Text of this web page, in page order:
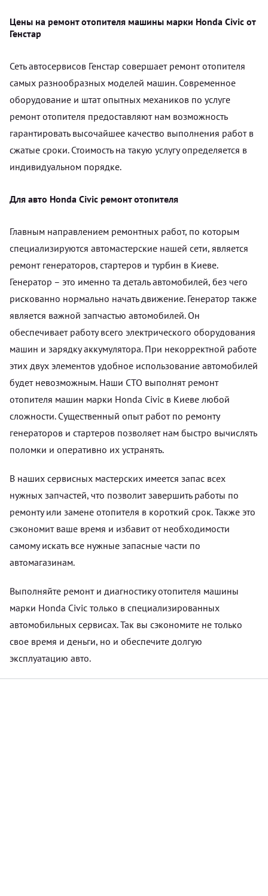
Цены на ремонт отопителя машины марки Honda Civic от
Генстар
Сеть автосервисов Генстар совершает ремонт отопителя
самых разнообразных моделей машин. Современное
оборудование и штат опытных механиков по услуге
ремонт отопителя предоставляют нам возможность
гарантировать высочайшее качество выполнения работ в
сжатые сроки. Стоимость на такую услугу определяется в
индивидуальном порядке.
Для авто Honda Civic ремонт отопителя
Главным направлением ремонтных работ, по которым
специализируются автомастерские нашей сети, является
ремонт генераторов, стартеров и турбин в Киеве.
Генератор – это именно та деталь автомобилей, без чего
рискованно нормально начать движение. Генератор также
является важной запчастью автомобилей. Он
обеспечивает работу всего электрического оборудования
машин и зарядку аккумулятора. При некорректной работе
этих двух элементов удобное использование автомобилей
будет невозможным. Наши СТО выполнят ремонт
отопителя машин марки Honda Civic в Киеве любой
сложности. Существенный опыт работ по ремонту
генераторов и стартеров позволяет нам быстро вычислять
поломки и оперативно их устранять.
В наших сервисных мастерских имеется запас всех
нужных запчастей, что позволит завершить работы по
ремонту или замене отопителя в короткий срок. Также это
сэкономит ваше время и избавит от необходимости
самому искать все нужные запасные части по
автомагазинам.
Выполняйте ремонт и диагностику отопителя машины
марки Honda Civic только в специализированных
автомобильных сервисах. Так вы сэкономите не только
свое время и деньги, но и обеспечите долгую
эксплуатацию авто.